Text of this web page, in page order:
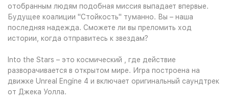
отобранным людям подобная миссия выпадает впервые.
Будущее коалиции "Стойкость" туманно. Вы – наша
последняя надежда. Сможете ли вы преломить ход
истории, когда отправитесь к звездам?
Into the Stars – это космический , где действие
разворачивается в открытом мире. Игра построена на
движке Unreal Engine 4 и включает оригинальный саундтрек
от Джека Уолла.